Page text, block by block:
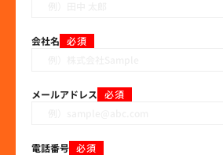
会社名 必須
メールアドレス 必須
電話番号 必須